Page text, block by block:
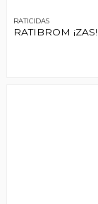
RATICIDAS
RATIBROM